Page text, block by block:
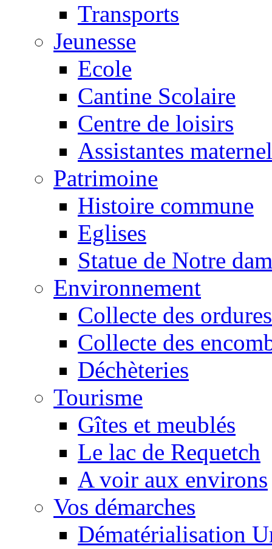
Transports
Jeunesse
Ecole
Cantine Scolaire
Centre de loisirs
Assistantes
Patrimoine
Histoire commune
Eglises
Statue de Notre
Environnement
Collecte des ordures
Collecte des
Déchèteries
Tourisme
Gîtes et meublés
Le lac de Requetch
A voir aux environs
Vos démarches
Dématérialisation